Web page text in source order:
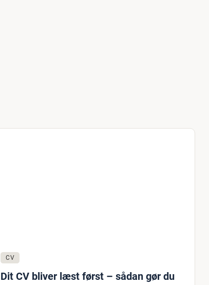
CV
Dit CV bliver læst først – sådan gør du